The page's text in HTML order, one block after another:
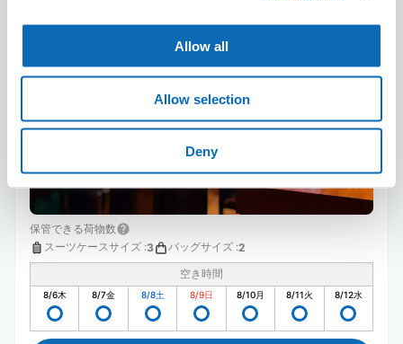
Allow all
Allow selection
Deny
安心してあずけられました。 建物内の4階になります。
保管できる荷物数
スーツケースサイズ :3 バッグサイズ :2
空き時間
8/6木 8/7金 8/8土 8/9日 8/10月 8/11火 8/12水